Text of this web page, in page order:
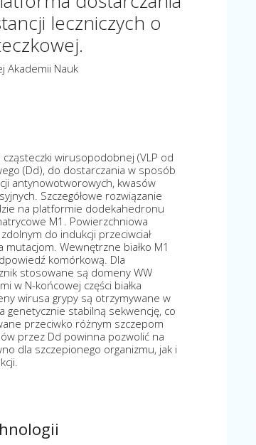
leczniczych o
Akademii Nauk
wirusopodobnej (VLP od
(Dd), do dostarczania w sposób
antynowotworowych, kwasów
Szczegółowe rozwiązanie
na platformie dodekahedronu
M1. Powierzchniowa
do indukcji przeciwciał
Wewnętrzne białko M1
komórkową. Dla
stosowane są domeny WW
w N-końcowej części białka
wirusa grypy są otrzymywane w
genetycznie stabilną sekwencję, co
przeciwko różnym szczepom
przez Dd powinna pozwolić na
dla szczepionego organizmu, jak i